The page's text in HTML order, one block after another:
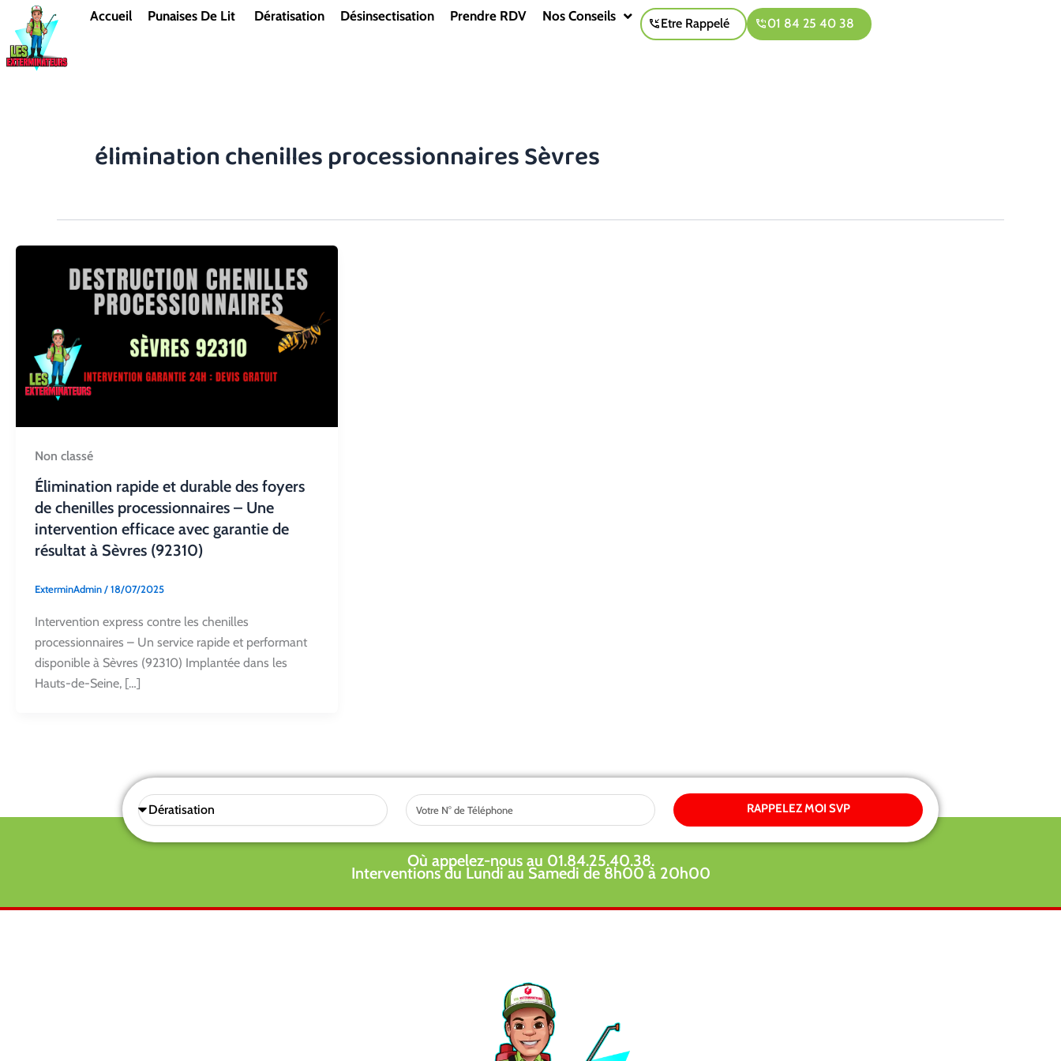
contenu
Accueil Punaises De Lit Dératisation Désinsectisation Prendre RDV Nos Conseils Etre Rappelé 01 84 25 40 38
élimination chenilles processionnaires Sèvres
Non classé
Élimination rapide et durable des foyers
de chenilles processionnaires – Une
intervention efficace avec garantie de
résultat à Sèvres (92310)
ExterminAdmin/18/07/2025
Intervention express contre les chenilles
processionnaires – Un service rapide et performant
disponible à Sèvres (92310) Implantée dans les
Hauts-de-Seine, […]
Sélectionnez
une
Tel RAPPELEZ MOI SVP
Où appelez-nous au 01.84.25.40.38.
Interventions du Lundi au Samedi de 8h00 à 20h00